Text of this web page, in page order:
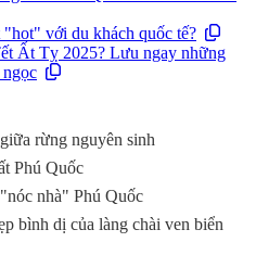
với du khách quốc tế?
Ất Tỵ 2025? Lưu ngay những
ngọc
rừng nguyên sinh
Phú Quốc
nhà" Phú Quốc
bình dị của làng chài ven biển